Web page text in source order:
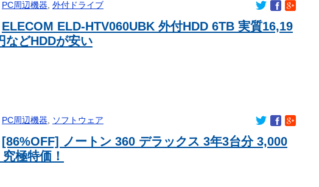
子陸上選手、滅茶苦茶強そう
を『ブンモウ』と読んでいた…←これ実は正解はｗｗｗｗｗｗｗｗ
負けそうなメスガキが見つかるｗｗｗ
気圧ボディ～
コン、中国製で使い物にならない・・・ 菓子パン置き場にされてしまう
を『ブンモウ』と読んでいた…←これ実は正解はｗｗｗｗｗｗｗｗ
ルさん、ビキニで洗車ｗｗ
ラビアアイドル、登場する！！
も過激なビキニガチでこれだわwwwwwwwwwww
るのか…？石塚瑶季のSR配信が決定
PC周辺機器, 外付ドライブ
ELECOM ELD-HTV060UBK 外付HDD 6TB 実質16,19
などHDDが安い
PC周辺機器, ソフトウェア
[86%OFF] ノートン 360 デラックス 3年3台分 3,000
究極特価！